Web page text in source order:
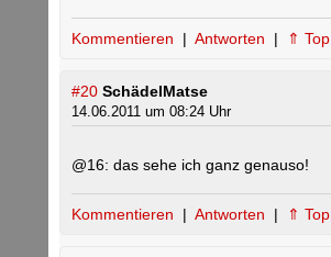
Kommentieren | Antworten | ⇑ Top
#20 SchädelMatse
14.06.2011 um 08:24 Uhr
@16: das sehe ich ganz genauso!
Kommentieren | Antworten | ⇑ Top